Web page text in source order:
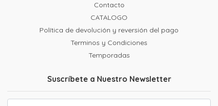
Contacto
CATALOGO
Política de devolución y reversión del pago
Terminos y Condiciones
Temporadas
Suscríbete a Nuestro Newsletter